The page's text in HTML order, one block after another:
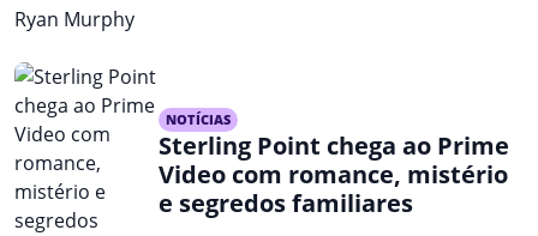
NOTÍCIAS
Sterling Point chega ao Prime
Video com romance, mistério
e segredos familiares